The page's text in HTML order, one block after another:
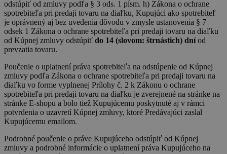
odstúpiť od zmluvy podľa § 3 ods. 1 písm. h) Zákona o ochrane
spotrebiteľa pri predaji tovaru na diaľku, Kupujúci ako spotrebiteľ
je oprávnený aj bez uvedenia dôvodu v zmysle ustanovenia § 7
odsek 1 Zákona o ochrane spotrebiteľa pri predaji tovaru na diaľku
od Kúpnej zmluvy odstúpiť do 14 (slovom: štrnástich) dníod
prevzatia tovaru.
Poučenie o uplatnení práva spotrebiteľa na odstúpenie od Kúpnej
zmluvy podľa Zákona o ochrane spotrebiteľa pri predaji tovaru na
diaľku vo forme vyplnenej Prílohy č. 2 k Zákonu o ochrane
spotrebiteľa pri predaji tovaru na diaľku je zverejnené na stránke na
stránke E-shopu a bolo tiež Kupujúcemu poskytnuté aj v rámci
potvrdenia o uzavretí Kúpnej zmluvy, ktoré Predávajúci zaslal
Kupujúcemu emailom.
Podrobné poučenie o práve Kupujúceho odstúpiť od Kúpnej
zmluvy a podrobné informácie o uplatnení práva Kupujúceho na